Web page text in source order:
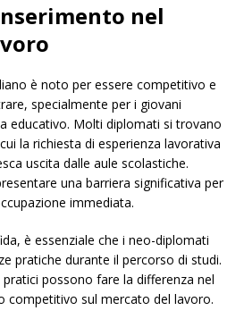
nel
è noto per essere competitivo e
specialmente per i giovani
educativo. Molti diplomati si trovano
la richiesta di esperienza lavorativa
uscita dalle aule scolastiche.
una barriera significativa per
immediata.
è essenziale che i neo-diplomati
pratiche durante il percorso di studi.
possono fare la differenza nel
competitivo sul mercato del lavoro.